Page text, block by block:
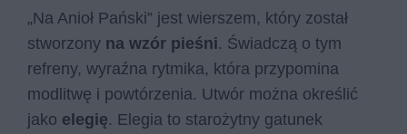
„Na Anioł Pański” jest wierszem, który został
stworzony na wzór pieśni. Świadczą o tym
refreny, wyraźna rytmika, która przypomina
modlitwę i powtórzenia. Utwór można określić
jako elegię. Elegia to starożytny gatunek